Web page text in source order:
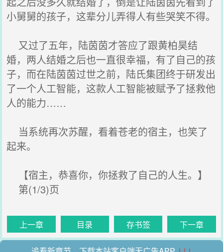
小舅舅的孩子，这辈分儿弄得人有些哭笑不得。
又过了五年，陆茵茵才答应了跟黄柏昊结
婚，两人结婚之后也一直很幸福，有了自己的孩
子，而在陆茵茵过世之前，陆氏集团终于研发出
了一个人工智能，这款人工智能被赋予了拯救他
人的能力……
当系统再次苏醒，看着苍老的宿主，也笑了
起来。
【宿主，恭喜你，你拯救了自己的人生。】
第(1/3)页
上一章 目录 存书签 下一章